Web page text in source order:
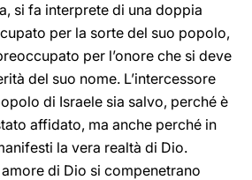
si fa interprete di una doppia
per la sorte del suo popolo,
per l’onore che si deve
del suo nome. L’intercessore
di Israele sia salvo, perché è
affidato, ma anche perché in
la vera realtà di Dio.
di Dio si compenetrano